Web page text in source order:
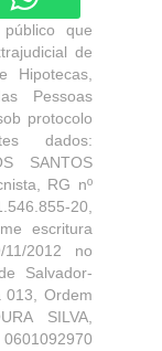
que
de
Hipotecas,
Pessoas
protocolo
dados:
SANTOS
RG nº
20,
escritura
2012 no
Salvador-
013, Ordem
SILVA,